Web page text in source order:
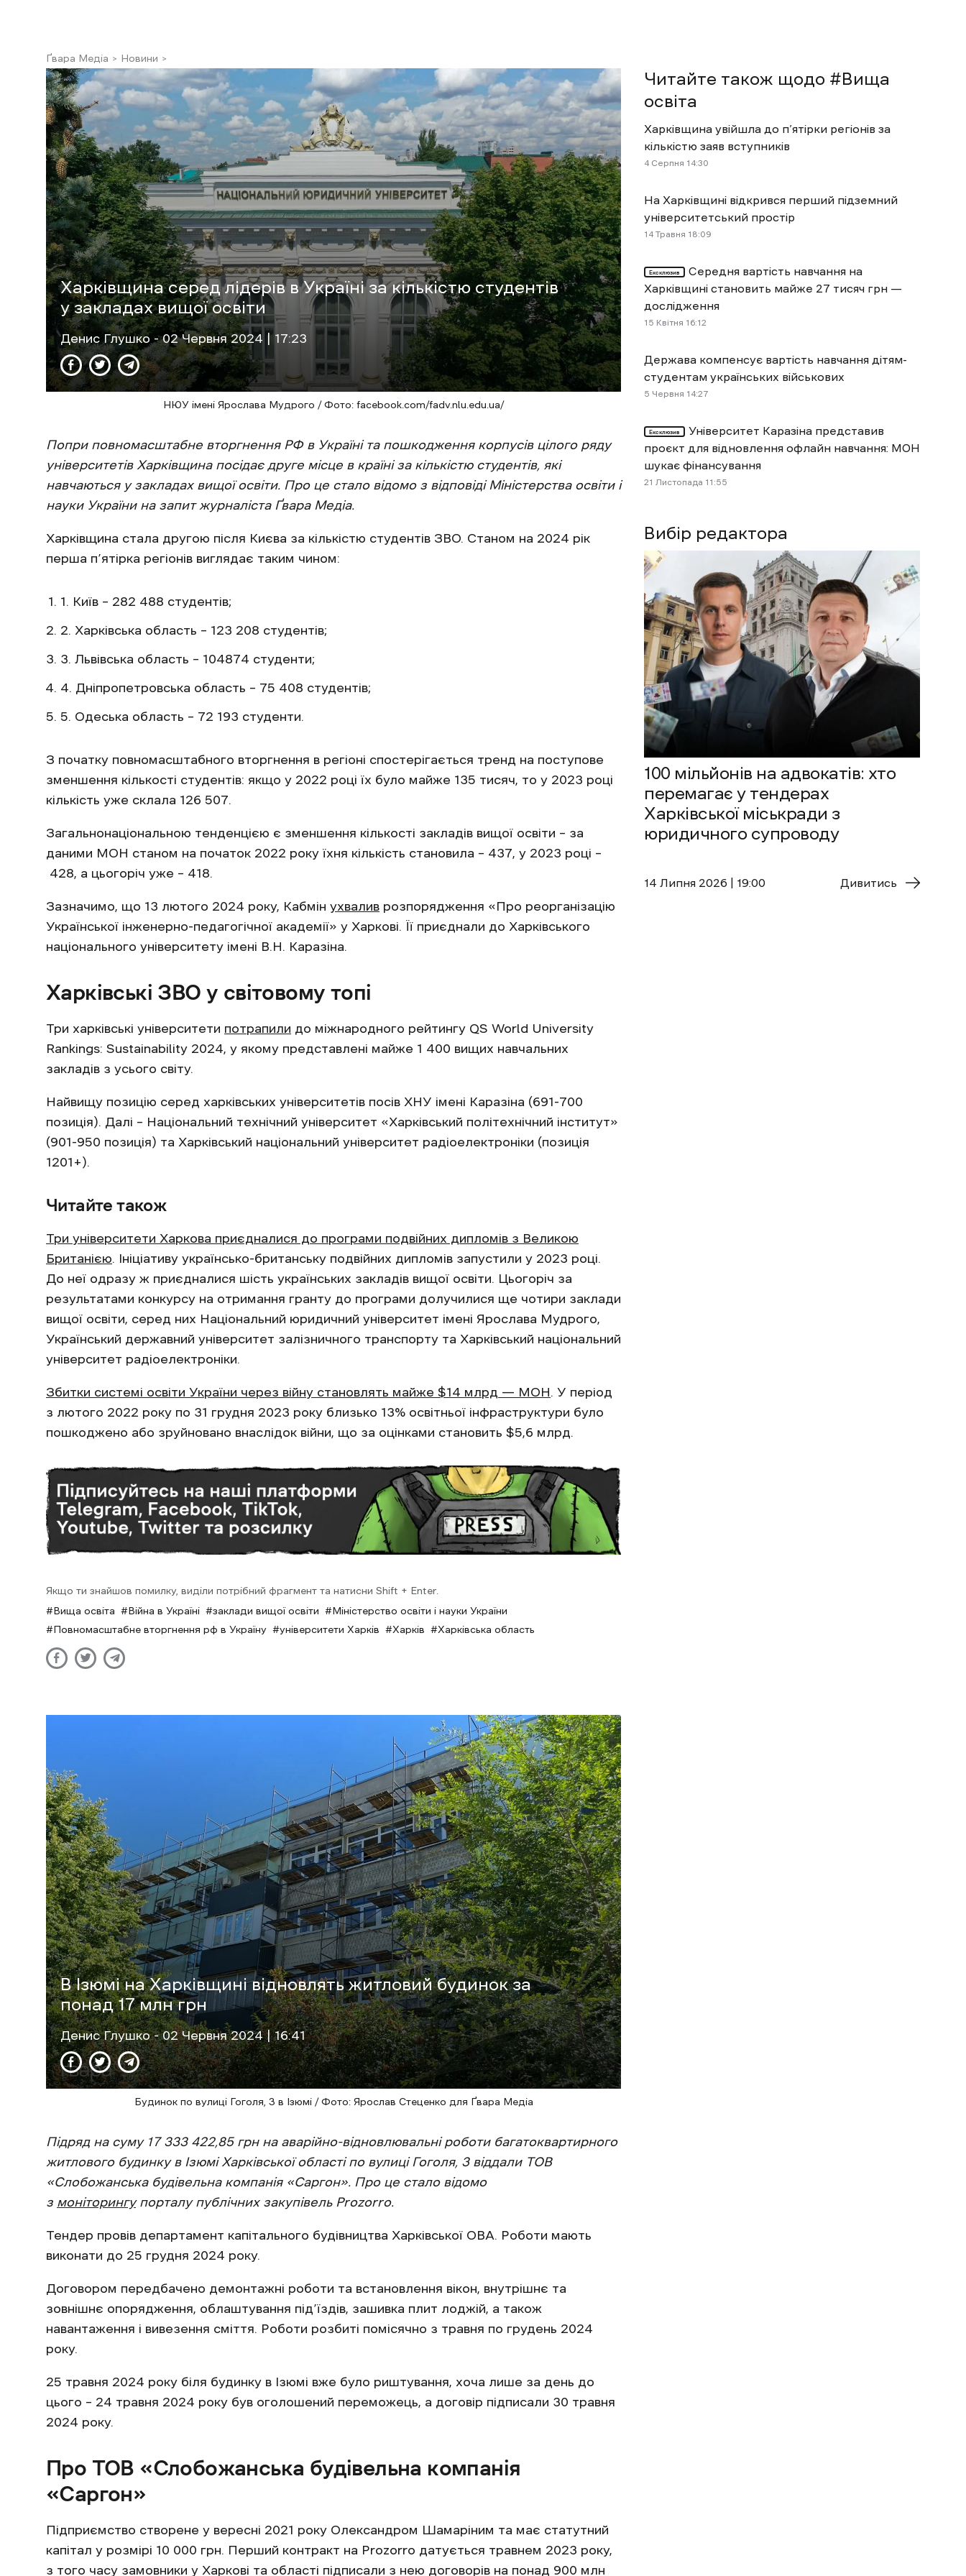
Ґвара Медіа Новини
Харківщина серед лідерів в Україні за кількістю студентів
у закладах вищої освіти
Денис Глушко - 02 Червня 2024 | 17:23
НЮУ імені Ярослава Мудрого / Фото: facebook.com/fadv.nlu.edu.ua/
Попри повномасштабне вторгнення РФ в Україні та пошкодження корпусів цілого ряду
університетів Харківщина посідає друге місце в країні за кількістю студентів, які
навчаються у закладах вищої освіти. Про це стало відомо з відповіді Міністерства освіти і
науки України на запит журналіста Ґвара Медіа.
Харківщина стала другою після Києва за кількістю студентів ЗВО. Станом на 2024 рік
перша п’ятірка регіонів виглядає таким чином:
Київ – 282 488 студентів;
Харківська область – 123 208 студентів;
Львівська область – 104874 студенти;
Дніпропетровська область – 75 408 студентів;
Одеська область – 72 193 студенти.
З початку повномасштабного вторгнення в регіоні спостерігається тренд на поступове
зменшення кількості студентів: якщо у 2022 році їх було майже 135 тисяч, то у 2023 році
кількість уже склала 126 507.
Загальнонаціональною тенденцією є зменшення кількості закладів вищої освіти – за
даними МОН станом на початок 2022 року їхня кількість становила – 437, у 2023 році –
428, а цьогоріч уже – 418.
Зазначимо, що 13 лютого 2024 року, Кабмін ухвалив розпорядження «Про реорганізацію
Української інженерно-педагогічної академії» у Харкові. Її приєднали до Харківського
національного університету імені В.Н. Каразіна.
Харківські ЗВО у світовому топі
Три харківські університети потрапили до міжнародного рейтингу QS World University
Rankings: Sustainability 2024, у якому представлені майже 1 400 вищих навчальних
закладів з усього світу.
Найвищу позицію серед харківських університетів посів ХНУ імені Каразіна (691-700
позиція). Далі – Національний технічний університет «Харківський політехнічний інститут»
(901-950 позиція) та Харківський національний університет радіоелектроніки (позиція
1201+).
Читайте також
Три університети Харкова приєдналися до програми подвійних дипломів з Великою
Британією. Ініціативу українсько-британську подвійних дипломів запустили у 2023 році.
До неї одразу ж приєдналися шість українських закладів вищої освіти. Цьогоріч за
результатами конкурсу на отримання гранту до програми долучилися ще чотири заклади
вищої освіти, серед них Національний юридичний університет імені Ярослава Мудрого,
Український державний університет залізничного транспорту та Харківський національний
університет радіоелектроніки.
Збитки системі освіти України через війну становлять майже $14 млрд — МОН. У період
з лютого 2022 року по 31 грудня 2023 року близько 13% освітньої інфраструктури було
пошкоджено або зруйновано внаслідок війни, що за оцінками становить $5,6 млрд.
Якщо ти знайшов помилку, виділи потрібний фрагмент та натисни Shift + Enter.
Вища освіта
Війна в Україні заклади вищої освіти
Міністерство освіти і науки України
Повномасштабне вторгнення рф в Україну
університети Харків Харків Харківська область
В Ізюмі на Харківщині відновлять житловий будинок за
понад 17 млн грн
Денис Глушко- 02 Червня 2024 | 16:41
Будинок по вулиці Гоголя, 3 в Ізюмі / Фото: Ярослав Стеценко для Ґвара Медіа
Підряд на суму 17 333 422,85 грн на аварійно-відновлювальні роботи багатоквартирного
житлового будинку в Ізюмі Харківської області по вулиці Гоголя, 3 віддали ТОВ
«Слобожанська будівельна компанія «Саргон». Про це стало відомо
з моніторингупорталу публічних закупівель Prozorro.
Тендер провів департамент капітального будівництва Харківської ОВА. Роботи мають
виконати до 25 грудня 2024 року.
Договором передбачено демонтажні роботи та встановлення вікон, внутрішнє та
зовнішнє опорядження, облаштування під’їздів, зашивка плит лоджій, а також
навантаження і вивезення сміття. Роботи розбиті помісячно з травня по грудень 2024
року.
25 травня 2024 року біля будинку в Ізюмі вже було риштування, хоча лише за день до
цього – 24 травня 2024 року був оголошений переможець, а договір підписали 30 травня
2024 року.
Про ТОВ «Слобожанська будівельна компанія
«Саргон»
Підприємство створене у вересні 2021 року Олександром Шамаріним та має статутний
капітал у розмірі 10 000 грн. Перший контракт на Prozorro датується травнем 2023 року,
з того часу замовники у Харкові та області підписали з нею договорів на понад 900 млн
Вибір редактора
100 мільйонів на адвокатів: хто
перемагає у тендерах
Харківської міськради з
юридичного супроводу
14 Липня 2026 | 19:00 Дивитись
Читайте також щодо # Вища
освіта
Харківщина увійшла до п’ятірки регіонів за
кількістю заяв вступників
4 Cерпня 14:30
На Харківщині відкрився перший підземний
університетський простір
14 Травня 18:09
Ексклюзив
Середня вартість навчання на
Харківщині становить майже 27 тисяч грн —
дослідження
15 Квітня 16:12
Держава компенсує вартість навчання дітям-
студентам українських військових
5 Червня 14:27
Ексклюзив
Університет Каразіна представив
проєкт для відновлення офлайн навчання: МОН
шукає фінансування
21 Листопада 11:55